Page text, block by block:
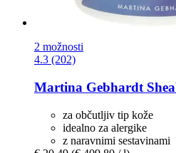
2 možnosti
4.3 (202)
Martina Gebhardt
za občutljiv tip kože
idealno za alergike
z naravnimi sestavinami